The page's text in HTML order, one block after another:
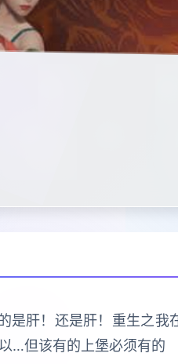
肝！还是肝！重生之我
…但该有的上堡必须有的